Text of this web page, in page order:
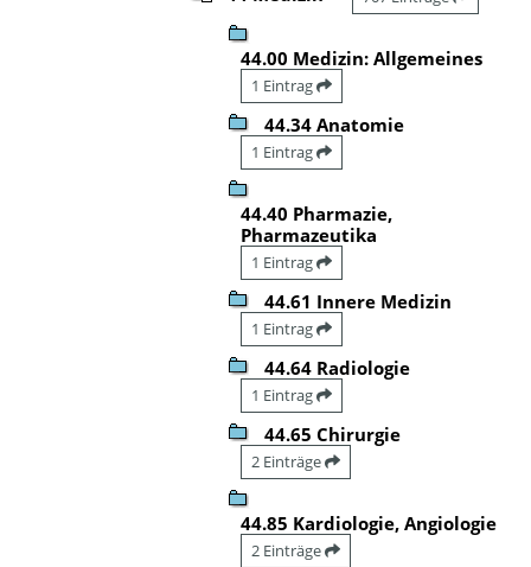
44.00 Medizin: Allgemeines
1 Eintrag
44.34 Anatomie
1 Eintrag
44.40 Pharmazie,
Pharmazeutika
1 Eintrag
44.61 Innere Medizin
1 Eintrag
44.64 Radiologie
1 Eintrag
44.65 Chirurgie
2 Einträge
44.85 Kardiologie, Angiologie
2 Einträge